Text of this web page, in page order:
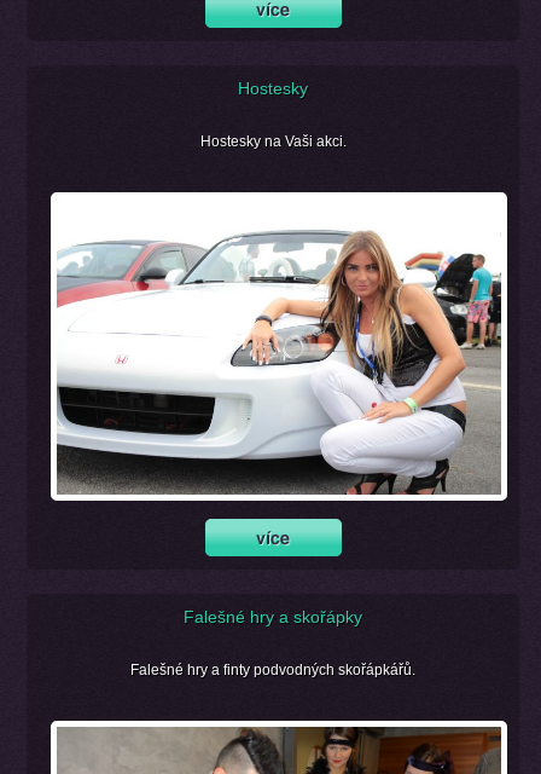
Hostesky
Hostesky na Vaši akci.
Falešné hry a skořápky
Falešné hry a finty podvodných skořápkářů.